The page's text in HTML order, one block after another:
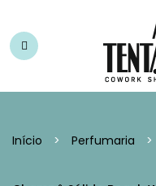
Início > Perfumaria >